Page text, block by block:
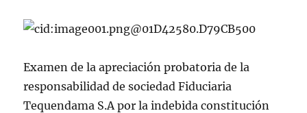
Examen de la apreciación probatoria de la
responsabilidad de sociedad Fiduciaria
Tequendama S.A por la indebida constitución